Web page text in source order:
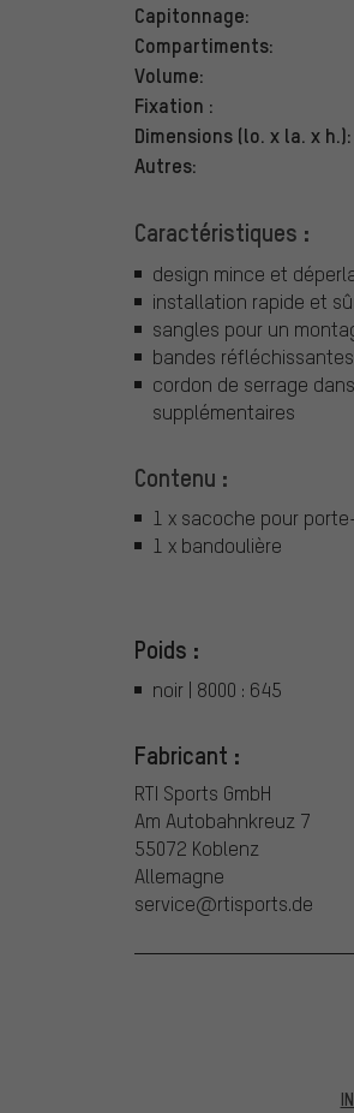
Capitonnage:
Compartiments:
Volume:
Fixation :
Dimensions (lo. x la. x h.):
Autres:
Caractéristiques :
design mince et
installation rapide et
sangles pour un
bandes
cordon de serrage
supplémentaires
Contenu :
1 x sacoche pour
1 x bandoulière
Poids :
noir | 8000 : 645
Fabricant :
RTI Sports GmbH
Am Autobahnkreuz 7
55072 Koblenz
Allemagne
service@rtisports.de